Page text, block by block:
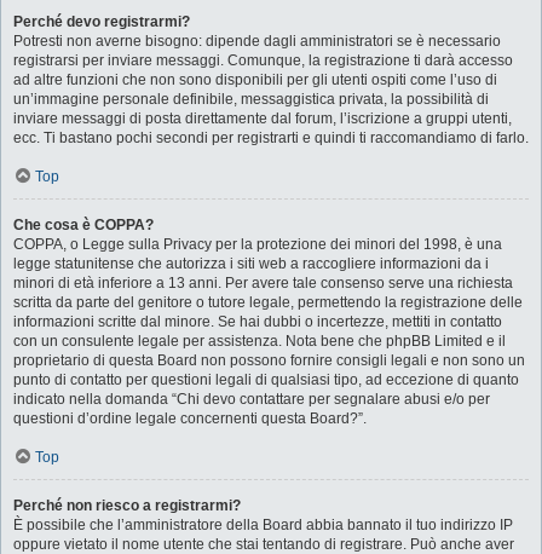
Perché devo registrarmi?
Potresti non averne bisogno: dipende dagli amministratori se è necessario
registrarsi per inviare messaggi. Comunque, la registrazione ti darà accesso
ad altre funzioni che non sono disponibili per gli utenti ospiti come l’uso di
un’immagine personale definibile, messaggistica privata, la possibilità di
inviare messaggi di posta direttamente dal forum, l’iscrizione a gruppi utenti,
ecc. Ti bastano pochi secondi per registrarti e quindi ti raccomandiamo di farlo.
Top
Che cosa è COPPA?
COPPA, o Legge sulla Privacy per la protezione dei minori del 1998, è una
legge statunitense che autorizza i siti web a raccogliere informazioni da i
minori di età inferiore a 13 anni. Per avere tale consenso serve una richiesta
scritta da parte del genitore o tutore legale, permettendo la registrazione delle
informazioni scritte dal minore. Se hai dubbi o incertezze, mettiti in contatto
con un consulente legale per assistenza. Nota bene che phpBB Limited e il
proprietario di questa Board non possono fornire consigli legali e non sono un
punto di contatto per questioni legali di qualsiasi tipo, ad eccezione di quanto
indicato nella domanda “Chi devo contattare per segnalare abusi e/o per
questioni d’ordine legale concernenti questa Board?”.
Top
Perché non riesco a registrarmi?
È possibile che l’amministratore della Board abbia bannato il tuo indirizzo IP
oppure vietato il nome utente che stai tentando di registrare. Può anche aver